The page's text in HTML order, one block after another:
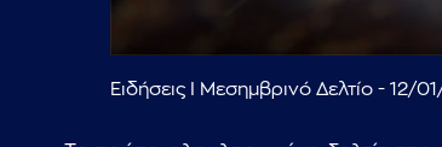
Ειδήσεις I Μεσημβρινό Δελτίο - 12/